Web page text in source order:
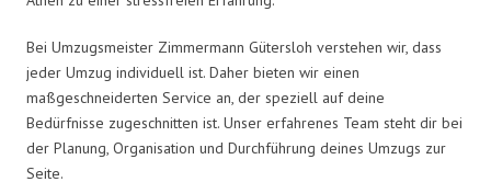
Bei Umzugsmeister Zimmermann Gütersloh verstehen wir, dass
jeder Umzug individuell ist. Daher bieten wir einen
maßgeschneiderten Service an, der speziell auf deine
Bedürfnisse zugeschnitten ist. Unser erfahrenes Team steht dir bei
der Planung, Organisation und Durchführung deines Umzugs zur
Seite.